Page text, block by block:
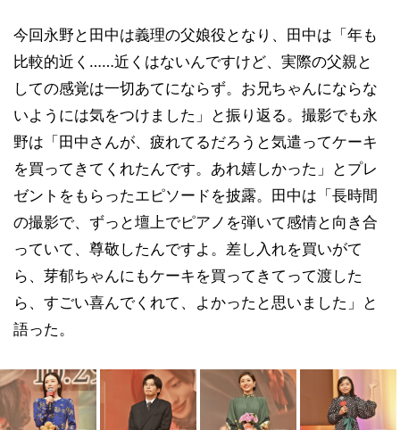
今回永野と田中は義理の父娘役となり、田中は「年も
比較的近く……近くはないんですけど、実際の父親と
しての感覚は一切あてにならず。お兄ちゃんにならな
いようには気をつけました」と振り返る。撮影でも永
野は「田中さんが、疲れてるだろうと気遣ってケーキ
を買ってきてくれたんです。あれ嬉しかった」とプレ
ゼントをもらったエピソードを披露。田中は「長時間
の撮影で、ずっと壇上でピアノを弾いて感情と向き合
っていて、尊敬したんですよ。差し入れを買いがて
ら、芽郁ちゃんにもケーキを買ってきてって渡した
ら、すごい喜んでくれて、よかったと思いました」と
語った。